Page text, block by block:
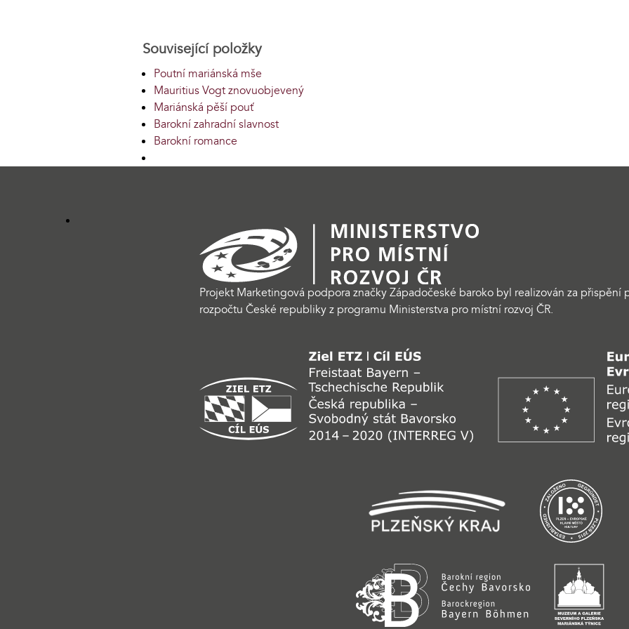
Související položky
Poutní mariánská mše
Mauritius Vogt znovuobjevený
Mariánská pěší pouť
Barokní zahradní slavnost
Barokní romance
Projekt Marketingová podpora značky Západočeské baroko byl realizován za přispění
rozpočtu České republiky z programu Ministerstva pro místní rozvoj ČR.